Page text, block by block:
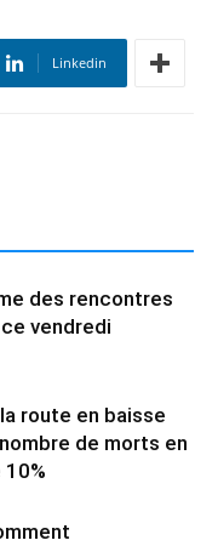
Linkedin
des rencontres
vendredi
route en baisse
de morts en